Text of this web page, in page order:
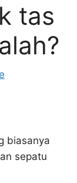
tas
biasanya
sepatu